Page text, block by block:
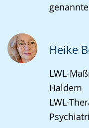
Heike
LWL-
Haldem
LWL-